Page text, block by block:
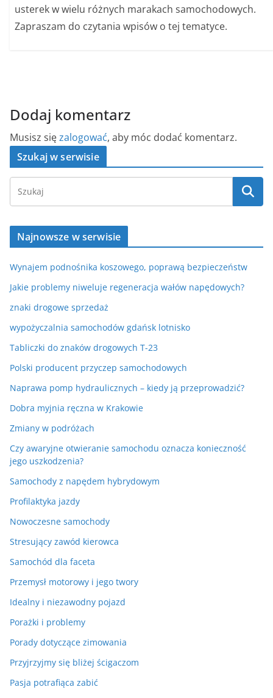
usterek w wielu różnych marakach samochodowych.
Zapraszam do czytania wpisów o tej tematyce.
Dodaj komentarz
Musisz sięzalogować, aby móc dodać komentarz.
Szukaj w serwisie
Najnowsze w serwisie
Wynajem podnośnika koszowego, poprawą bezpieczeństw
Jakie problemy niweluje regeneracja wałów napędowych?
znaki drogowe sprzedaż
wypożyczalnia samochodów gdańsk lotnisko
Tabliczki do znaków drogowych T-23
Polski producent przyczep samochodowych
Naprawa pomp hydraulicznych – kiedy ją przeprowadzić?
Dobra myjnia ręczna w Krakowie
Zmiany w podróżach
Czy awaryjne otwieranie samochodu oznacza konieczność
jego uszkodzenia?
Samochody z napędem hybrydowym
Profilaktyka jazdy
Nowoczesne samochody
Stresujący zawód kierowca
Samochód dla faceta
Przemysł motorowy i jego twory
Idealny i niezawodny pojazd
Porażki i problemy
Porady dotyczące zimowania
Przyjrzyjmy się bliżej ścigaczom
Pasja potrafiąca zabić